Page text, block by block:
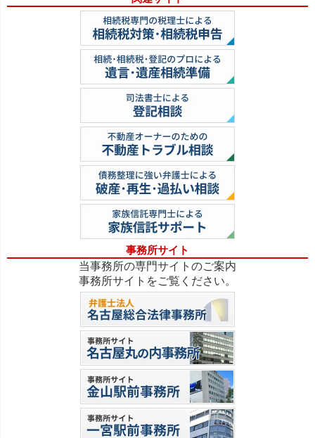
事務所サイト
当事務所の専門サイトのご案内
事務所サイトをご覧ください。